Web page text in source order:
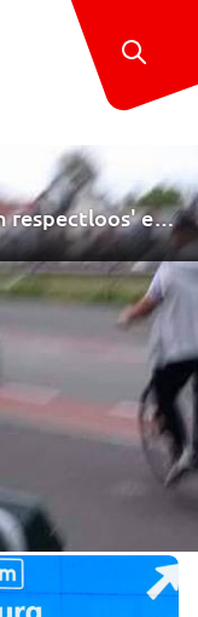
respectloos' en